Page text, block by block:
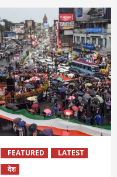
FEATURED
LATEST
देश